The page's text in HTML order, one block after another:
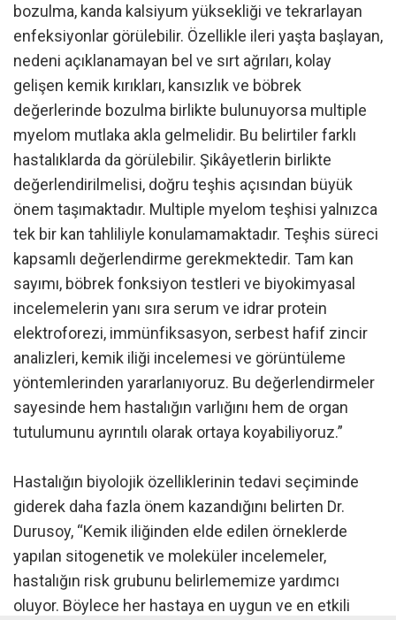
bozulma, kanda kalsiyum yüksekliği ve tekrarlayan
enfeksiyonlar görülebilir. Özellikle ileri yaşta başlayan,
nedeni açıklanamayan bel ve sırt ağrıları, kolay
gelişen kemik kırıkları, kansızlık ve böbrek
değerlerinde bozulma birlikte bulunuyorsa multiple
myelom mutlaka akla gelmelidir. Bu belirtiler farklı
hastalıklarda da görülebilir. Şikâyetlerin birlikte
değerlendirilmelisi, doğru teşhis açısından büyük
önem taşımaktadır. Multiple myelom teşhisi yalnızca
tek bir kan tahliliyle konulamamaktadır. Teşhis süreci
kapsamlı değerlendirme gerekmektedir. Tam kan
sayımı, böbrek fonksiyon testleri ve biyokimyasal
incelemelerin yanı sıra serum ve idrar protein
elektroforezi, immünfiksasyon, serbest hafif zincir
analizleri, kemik iliği incelemesi ve görüntüleme
yöntemlerinden yararlanıyoruz. Bu değerlendirmeler
sayesinde hem hastalığın varlığını hem de organ
tutulumunu ayrıntılı olarak ortaya koyabiliyoruz.”
Hastalığın biyolojik özelliklerinin tedavi seçiminde
giderek daha fazla önem kazandığını belirten Dr.
Durusoy, “Kemik iliğinden elde edilen örneklerde
yapılan sitogenetik ve moleküler incelemeler,
hastalığın risk grubunu belirlememize yardımcı
oluyor. Böylece her hastaya en uygun ve en etkili